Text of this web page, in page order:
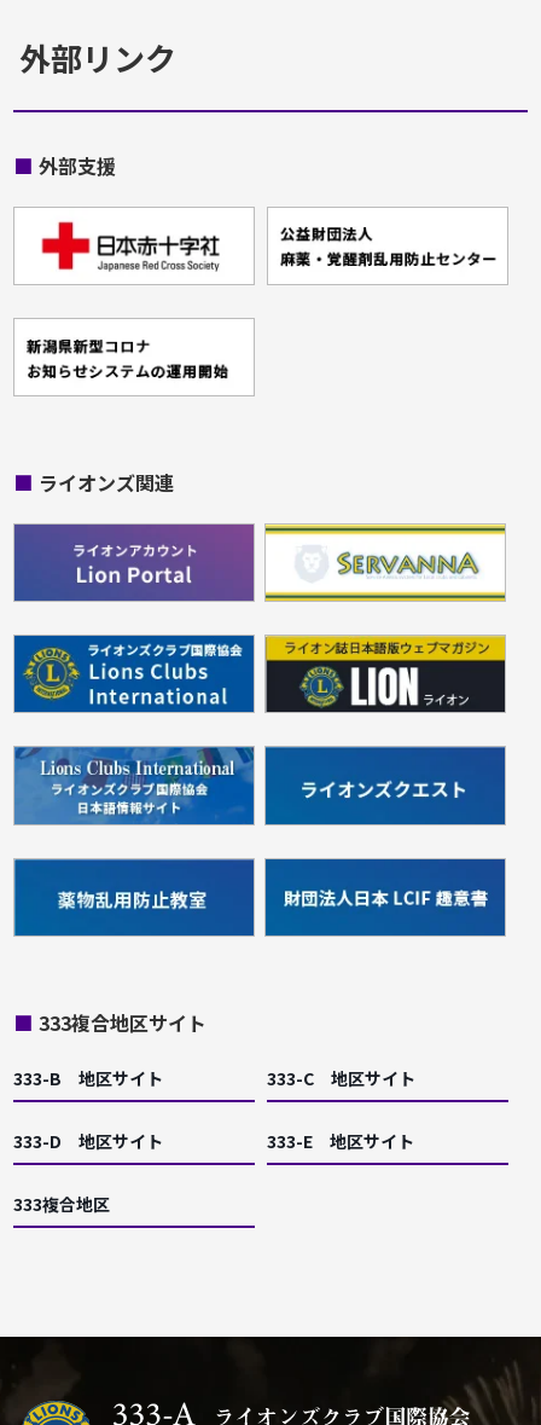
外部リンク
■ 外部支援
■ ライオンズ関連
■ 333複合地区サイト
333-B 地区サイト 333-C 地区サイト
333-D 地区サイト 333-E 地区サイト
333複合地区